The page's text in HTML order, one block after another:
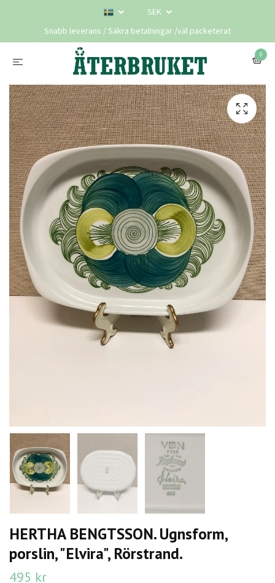
SEK
Snabb leverans / Säkra betalningar /väl packeterat
0
HERTHA BENGTSSON. Ugnsform,
porslin, "Elvira", Rörstrand.
495 kr